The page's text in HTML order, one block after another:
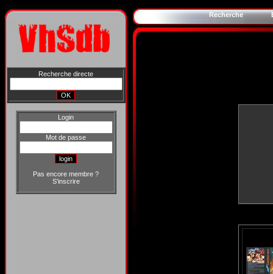
Recherche directe
Login
Mot de passe
Pas encore membre ?
S'inscrire
Recherche